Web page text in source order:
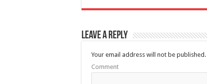
Leave a Reply
Your email address will not be published.
Comment